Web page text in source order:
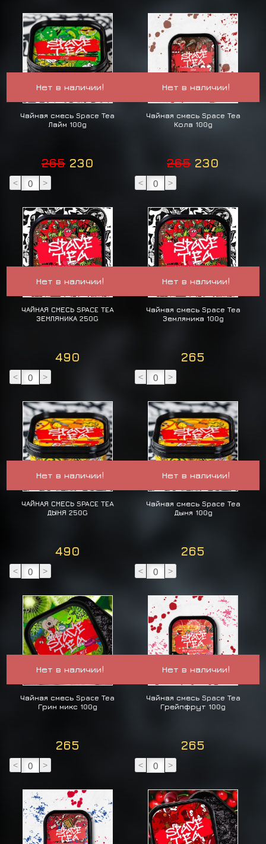
Нет в наличии!
Чайная смесь Space Tea
Лайм 100g
265 230
< >
Нет в наличии!
Чайная смесь Space Tea
Кола 100g
265 230
< >
Нет в наличии!
ЧАЙНАЯ СМЕСЬ SPACE TEA
ЗЕМЛЯНИКА 250G
490
< >
Нет в наличии!
Чайная смесь Space Tea
Земляника 100g
265
< >
Нет в наличии!
ЧАЙНАЯ СМЕСЬ SPACE TEA
ДЫНЯ 250G
490
< >
Нет в наличии!
Чайная смесь Space Tea
Дыня 100g
265
< >
Нет в наличии!
Чайная смесь Space Tea
Грин микс 100g
265
< >
Нет в наличии!
Чайная смесь Space Tea
Грейпфрут 100g
265
< >